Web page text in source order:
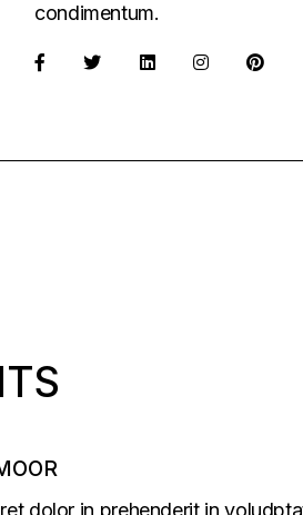
condimentum.
dolor in prehenderit in